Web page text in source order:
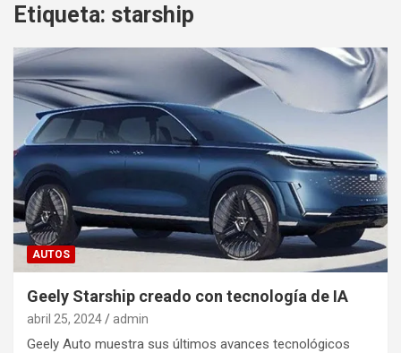
Etiqueta: starship
AUTOS
Geely Starship creado con tecnología de IA
abril 25, 2024 admin
Geely Auto muestra sus últimos avances tecnológicos